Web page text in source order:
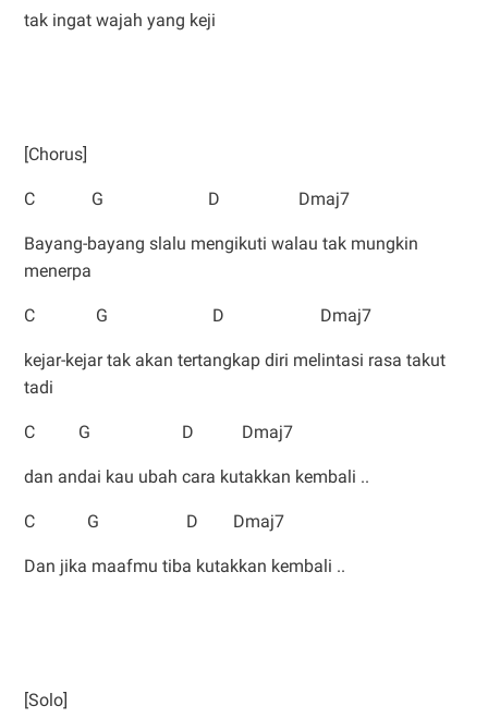
tak ingat wajah yang keji
[Chorus]
C G D Dmaj7
Bayang-bayang slalu mengikuti walau tak mungkin
menerpa
C G D Dmaj7
kejar-kejar tak akan tertangkap diri melintasi rasa takut
tadi
C G D Dmaj7
dan andai kau ubah cara kutakkan kembali ..
C G D Dmaj7
Dan jika maafmu tiba kutakkan kembali ..
[Solo]